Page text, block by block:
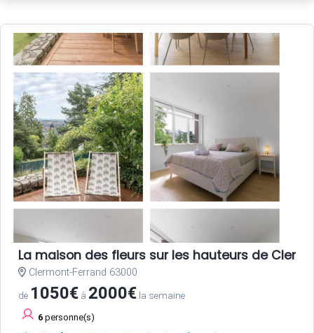
La maison des fleurs sur les hauteurs de
Clermont-Ferrand 63000
de 1050€ à 2000€ la semaine
6 personne(s)